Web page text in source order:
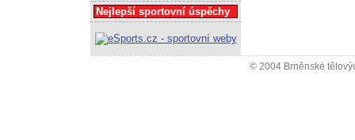
Nejlepší sportovní úspěchy
© 2004 Brněnské